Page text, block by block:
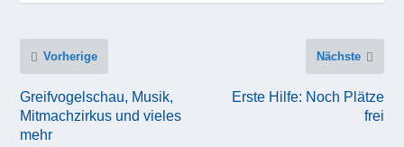
Vorherige
Greifvogelschau, Musik,
Mitmachzirkus und vieles
mehr
Nächste
Erste Hilfe: Noch Plätze
frei